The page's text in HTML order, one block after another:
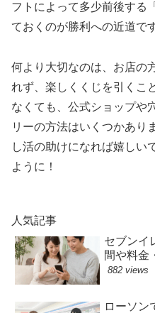
フトによって多少前後する
ておくのが勝利への近道です
何より大切なのは、お店の
れず、楽しくくじを引くこ
なくても、公式ショップや
リーの方法はいくつかあり
し活の助けになれば嬉しい
ように！
人気記事
セブンイ
間や料金
882 views
ローソン